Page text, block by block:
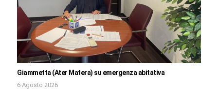
Giammetta (Ater Matera) su emergenza abitativa
6 Agosto 2026